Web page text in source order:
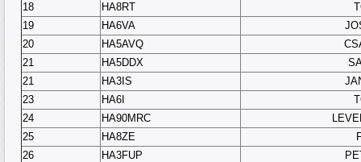
18
HA8RT
19
HA6VA
20
HA5AVQ
21
HA5DDX
21
HA3IS
23
HA6I
24
HA90MRC
25
HA8ZE
26
HA3FUP